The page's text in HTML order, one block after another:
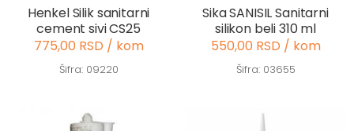
Henkel Silik sanitarni
cement sivi CS25
775,00 RSD / kom
Šifra: 09220
Sika SANISIL Sanitarni
silikon beli 310 ml
550,00 RSD / kom
Šifra: 03655